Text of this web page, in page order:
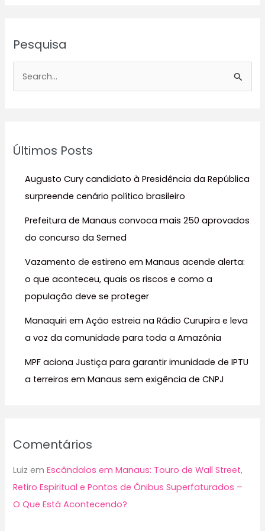
Pesquisa
iÚltimos Posts
Augusto Cury candidato à Presidência da República
surpreende cenário político brasileiro
Prefeitura de Manaus convoca mais 250 aprovados
do concurso da Semed
Vazamento de estireno em Manaus acende alerta:
o que aconteceu, quais os riscos e como a
população deve se proteger
Manaquiri em Ação estreia na Rádio Curupira e leva
a voz da comunidade para toda a Amazônia
MPF aciona Justiça para garantir imunidade de IPTU
a terreiros em Manaus sem exigência de CNPJ
Comentários
Luiz emEscândalos em Manaus: Touro de Wall Street,
Retiro Espiritual e Pontos de Ônibus Superfaturados –
O Que Está Acontecendo?